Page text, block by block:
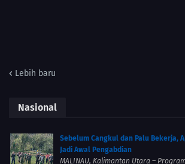
Lebih baru
Nasional
Sebelum Cangkul dan Palu Bekerja,
Jadi Awal Pengabdian
MALINAU, Kalimantan Utara –